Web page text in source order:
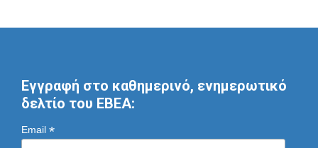
Εγγραφή στο καθημερινό, ενημερωτικό
δελτίο του ΕΒΕΑ:
Email *